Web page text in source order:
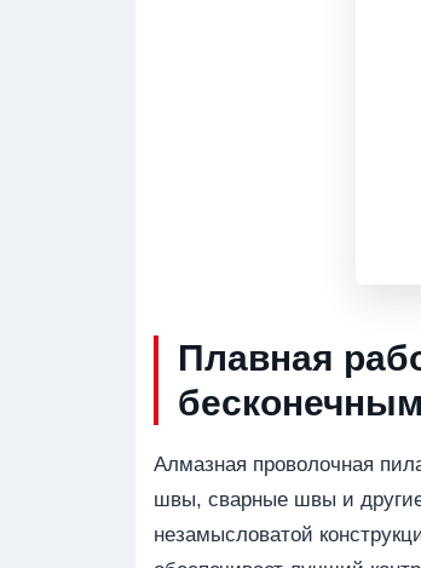
Плавная
Алмазная проволочная
швы, сварные швы и другие
незамысловатой